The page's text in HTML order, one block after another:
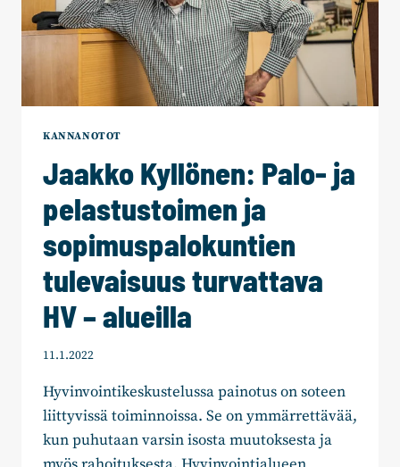
KANNANOTOT
Jaakko Kyllönen: Palo- ja
pelastustoimen ja
sopimuspalokuntien
tulevaisuus turvattava
HV – alueilla
11.1.2022
Hyvinvointikeskustelussa painotus on soteen
liittyvissä toiminnoissa. Se on ymmärrettävää,
kun puhutaan varsin isosta muutoksesta ja